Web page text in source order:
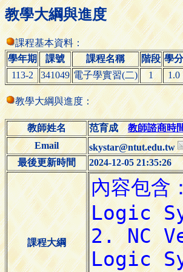
教學大綱與進度
課程基本資料：
學年期
課號 課程名稱 階段 學分
113-2
341049 電子學實習(二) 1 1.0
教學大綱與進度：
教師姓名 范育成教師諮商時
Email
skystar@ntut.edu.tw
最後更新時間
2024-12-05 21:35:26
課程大綱